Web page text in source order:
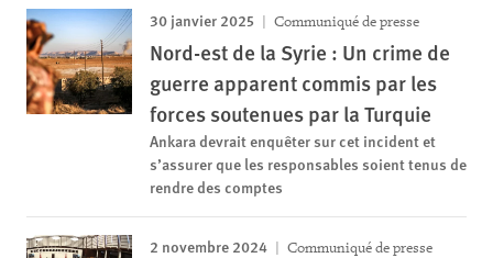
30 janvier 2025 Communiqué de presse
Nord-est de la Syrie : Un crime de
guerre apparent commis par les
forces soutenues par la Turquie
Ankara devrait enquêter sur cet incident et
s’assurer que les responsables soient tenus de
rendre des comptes
2 novembre 2024 Communiqué de presse